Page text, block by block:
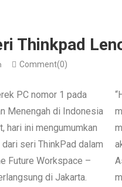
Thinkpad
Comment(0)
PC nomor 1 pada
Menengah di Indonesia
hari ini mengumumkan
seri ThinkPad dalam
Future Workspace –
di Jakarta.